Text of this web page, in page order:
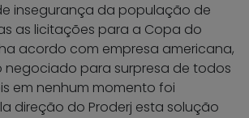
insegurança da população de
as licitações para a Copa do
acordo com empresa americana,
negociado para surpresa de todos
em nenhum momento foi
direção do Proderj esta solução